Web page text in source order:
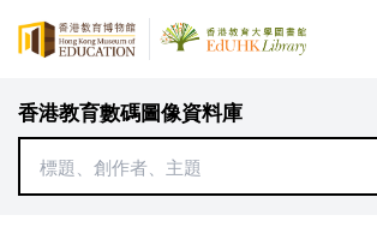
香港教育數碼圖像資料庫